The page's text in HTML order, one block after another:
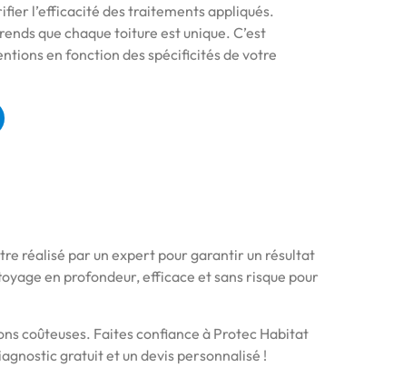
l’efficacité des traitements appliqués.
que chaque toiture est unique. C’est
en fonction des spécificités de votre
réalisé par un expert pour garantir un résultat
en profondeur, efficace et sans risque pour
coûteuses. Faites confiance à Protec Habitat
gratuit et un devis personnalisé !